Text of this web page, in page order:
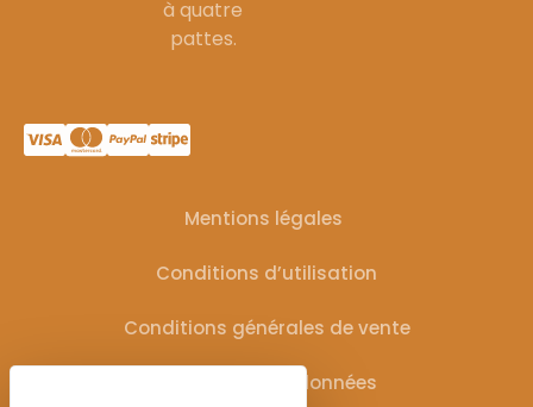
à quatre
pattes.
Mentions légales
Conditions d’utilisation
Conditions générales de vente
Protection des données